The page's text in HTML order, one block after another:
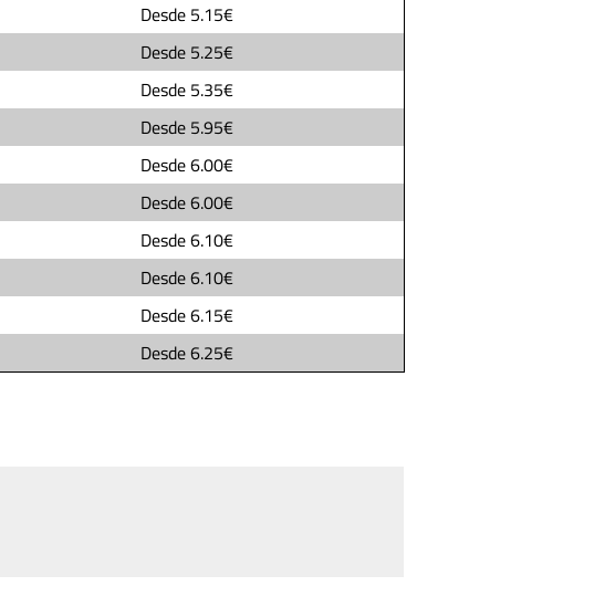
Desde 5.15€
Desde 5.25€
Desde 5.35€
Desde 5.95€
Desde6.00€
Desde6.00€
Desde6.10€
Desde6.10€
Desde6.15€
Desde6.25€